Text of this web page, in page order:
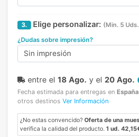
3. Elige personalizar: (Min. 5
¿Dudas sobre impresión?
Sin impresión
entre el 18 Ago. y el 20 Ago.
Fecha estimada para entregas en
otros destinos Ver Información
¿No estas convencido? Oferta de una
verifica la calidad del producto. 1 ud.